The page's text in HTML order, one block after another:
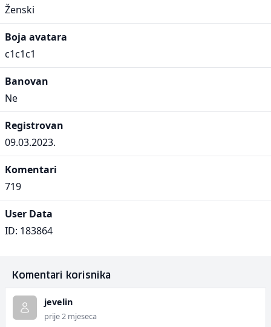
Ženski
Boja avatara
c1c1c1
Banovan
Ne
Registrovan
09.03.2023.
Komentari
719
User Data
ID: 183864
Komentari korisnika
jevelin
prije 2 mjeseca